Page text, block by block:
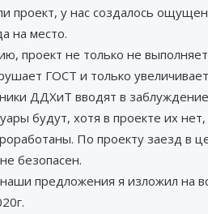
проект, у нас создалось
на место.
проект не только не
ГОСТ и только
ДДХиТ вводят в
будут, хотя в проекте их
По проекту заезд в
безопасен.
предложения я изложил на